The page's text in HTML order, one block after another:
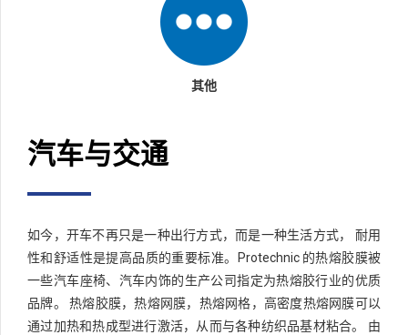
其他
汽车与交通
如今，开车不再只是一种出行方式，而是一种生活方式， 耐用
性和舒适性是提高品质的重要标准。Protechnic 的热熔胶膜被
一些汽车座椅、汽车内饰的生产公司指定为热熔胶行业的优质
品牌。 热熔胶膜，热熔网膜，热熔网格，高密度热熔网膜可以
通过加热和热成型进行激活，从而与各种纺织品基材粘合。 由